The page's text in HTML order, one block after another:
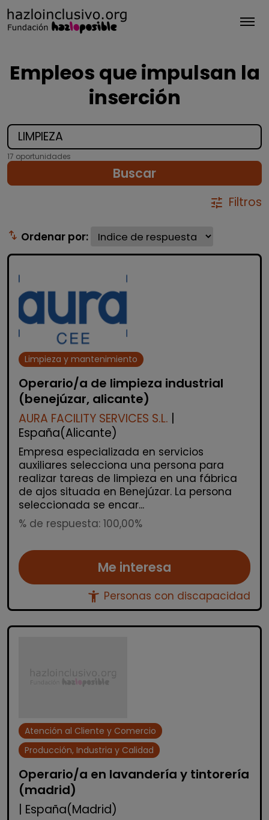
Empleos que impulsan la
inserción
17 oportunidades
Buscar
tune Filtros
swap_vert Ordenar por:
Limpieza y mantenimiento
Operario/a de limpieza industrial
(benejúzar, alicante)
AURA FACILITY SERVICES S.L.
España(Alicante)
Empresa especializada en servicios
auxiliares selecciona una persona para
realizar tareas de limpieza en una fábrica
de ajos situada en Benejúzar. La persona
seleccionada se encar...
% de respuesta: 100,00%
Me interesa
accessibility_new Personas con discapacidad
Atención al Cliente y Comercio
Producción, Industria y Calidad
Operario/a en lavandería y tintorería
(madrid)
| España(Madrid)